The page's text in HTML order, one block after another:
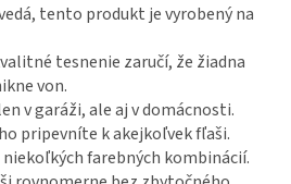
tento produkt je vyrobený na
tesnenie zaručí, že žiadna
von.
v garáži, ale aj v domácnosti.
pripevníte k akejkoľvek fľaši.
farebných kombinácií.